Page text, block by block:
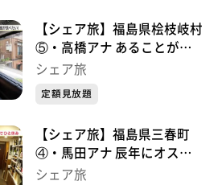
【シェア旅】福島県桧枝岐村
⑤・高橋アナ あることがし
たくて村役場にやってきまし
シェア旅
定額見放題
【シェア旅】福島県三春町
④・馬田アナ 辰年にオスス
メのお酒・魔女がいるカフェ
シェア旅